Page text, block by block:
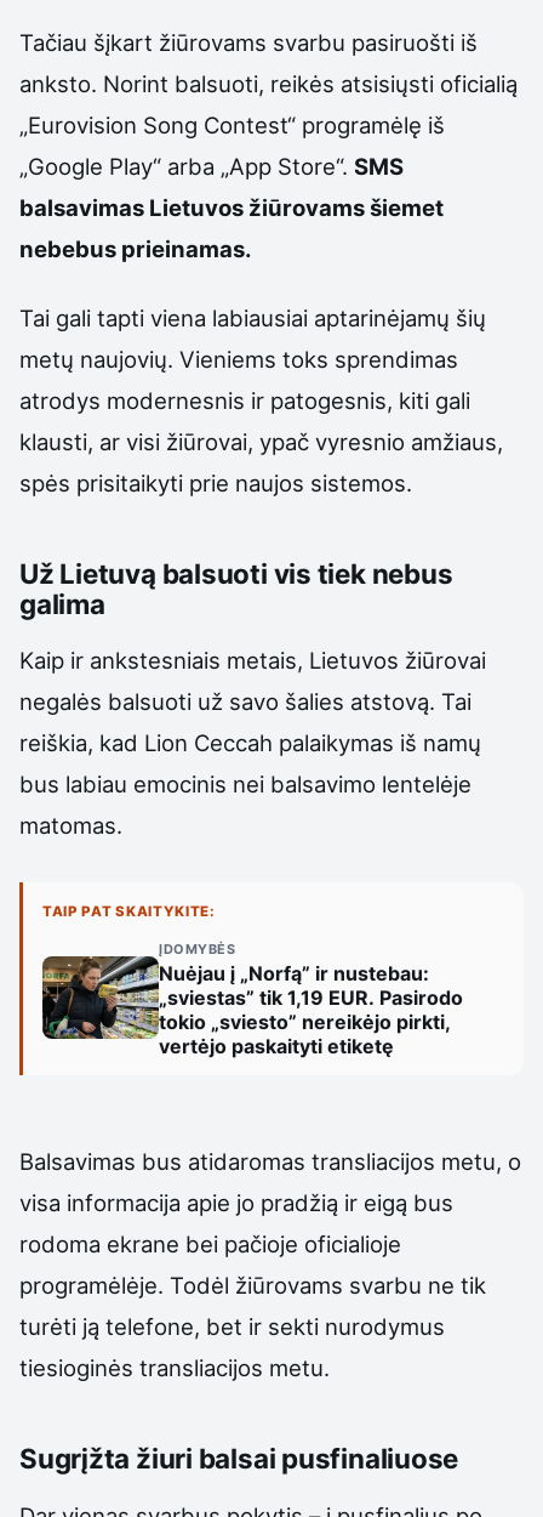
Tačiau šįkart žiūrovams svarbu pasiruošti iš
anksto. Norint balsuoti, reikės atsisiųsti oficialią
„Eurovision Song Contest“ programėlę iš
„Google Play“ arba „App Store“. SMS
balsavimas Lietuvos žiūrovams šiemet
nebebus prieinamas.
Tai gali tapti viena labiausiai aptarinėjamų šių
metų naujovių. Vieniems toks sprendimas
atrodys modernesnis ir patogesnis, kiti gali
klausti, ar visi žiūrovai, ypač vyresnio amžiaus,
spės prisitaikyti prie naujos sistemos.
Už Lietuvą balsuoti vis tiek nebus
galima
Kaip ir ankstesniais metais, Lietuvos žiūrovai
negalės balsuoti už savo šalies atstovą. Tai
reiškia, kad Lion Ceccah palaikymas iš namų
bus labiau emocinis nei balsavimo lentelėje
matomas.
TAIP PAT SKAITYKITE:
ĮDOMYBĖS
Nuėjau į „Norfą” ir nustebau:
„sviestas” tik 1,19 EUR. Pasirodo
tokio „sviesto” nereikėjo pirkti,
vertėjo paskaityti etiketę
Balsavimas bus atidaromas transliacijos metu, o
visa informacija apie jo pradžią ir eigą bus
rodoma ekrane bei pačioje oficialioje
programėlėje. Todėl žiūrovams svarbu ne tik
turėti ją telefone, bet ir sekti nurodymus
tiesioginės transliacijos metu.
Sugrįžta žiuri balsai pusfinaliuose